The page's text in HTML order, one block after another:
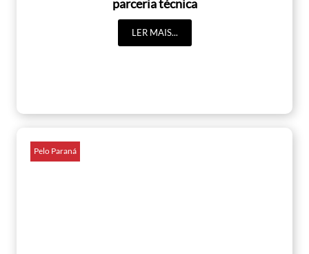
parceria técnica
LER MAIS...
Pelo Paraná